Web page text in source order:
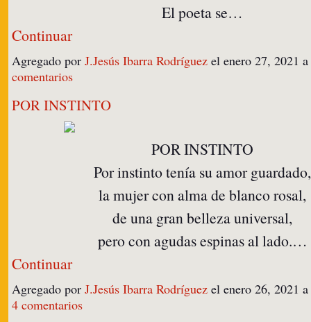
El poeta se…
Continuar
Agregado por J.Jesús Ibarra Rodríguez el enero 27, 2021
comentarios
POR INSTINTO
POR INSTINTO
Por instinto tenía su amor guardado,
la mujer con alma de blanco rosal,
de una gran belleza universal,
pero con agudas espinas al lado.…
Continuar
Agregado por J.Jesús Ibarra Rodríguez el enero 26, 2021
4 comentarios